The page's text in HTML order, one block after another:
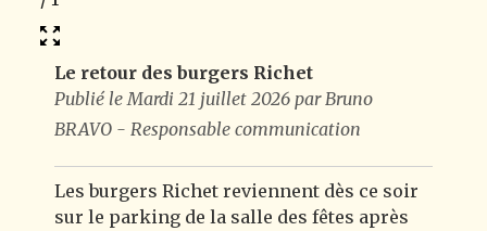
Le retour des burgers Richet
Publié le Mardi 21 juillet 2026 par Bruno
BRAVO - Responsable communication
Les burgers Richet reviennent dès ce soir
sur le parking de la salle des fêtes après